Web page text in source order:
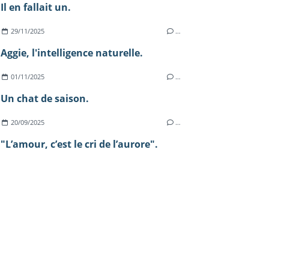
Il en fallait un.
29/11/2025 …
Aggie, l'intelligence naturelle.
01/11/2025 …
Un chat de saison.
20/09/2025 …
"L’amour, c’est le cri de l’aurore".